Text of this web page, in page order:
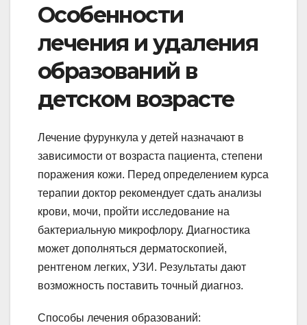
Особенности
лечения и удаления
образований в
детском возрасте
Лечение фурункула у детей назначают в
зависимости от возраста пациента, степени
поражения кожи. Перед определением курса
терапии доктор рекомендует сдать анализы
крови, мочи, пройти исследование на
бактериальную микрофлору. Диагностика
может дополняться дерматоскопией,
рентгеном легких, УЗИ. Результаты дают
возможность поставить точный диагноз.
Способы лечения образований: